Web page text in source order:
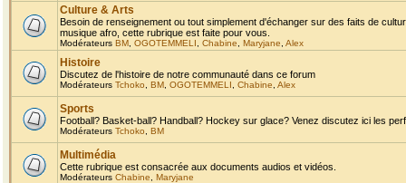
Culture & Arts
Besoin de renseignement ou tout simplement d'échanger sur des faits de
musique afro, cette rubrique est faite pour vous.
Modérateurs BM OGOTEMMELI Chabine Maryjane Alex
Histoire
Discutez de l'histoire de notre communauté dans ce forum
Modérateurs Tchoko BM OGOTEMMELI Chabine Alex
Sports
Football? Basket-ball? Handball? Hockey sur glace? Venez discutez ici les
Modérateurs Tchoko BM
Multimédia
Cette rubrique est consacrée aux documents audios et vidéos.
Modérateurs Chabine Maryjane